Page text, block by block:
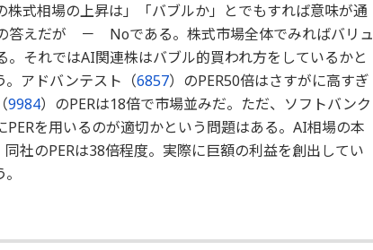
式相場の上昇は」「バブルか」とでもすれば意味が通
えだが － Noである。株式市場全体でみればバリュ
それではAI関連株はバブル的買われ方をしているかと
。アドバンテスト（6857）のPER50倍はさすがに高すぎ
9984）のPERは18倍で市場並みだ。ただ、ソフトバンク
を用いるのが適切かという問題はある。AI相場の本
社のPERは38倍程度。実際に巨額の利益を創出してい